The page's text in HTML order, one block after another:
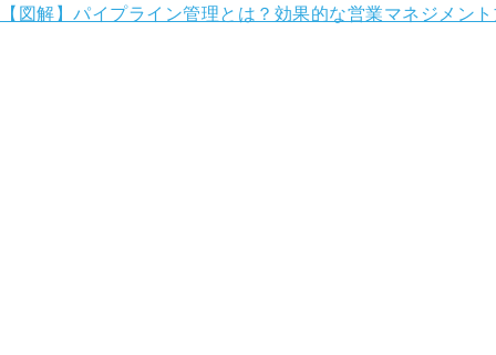
【図解】パイプライン管理とは？効果的な営業マネジメン